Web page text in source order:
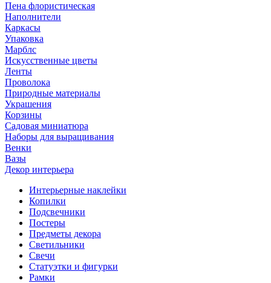
Пена флористическая
Наполнители
Каркасы
Упаковка
Марблс
Искусственные цветы
Ленты
Проволока
Природные материалы
Украшения
Корзины
Садовая миниатюра
Наборы для выращивания
Венки
Вазы
Декор интерьера
Интерьерные наклейки
Копилки
Подсвечники
Постеры
Предметы декора
Светильники
Свечи
Статуэтки и фигурки
Рамки